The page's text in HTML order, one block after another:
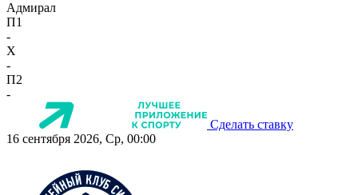
Адмирал
П1
-
X
-
П2
-
Сделать ставку
16 сентября 2026, Ср, 00:00